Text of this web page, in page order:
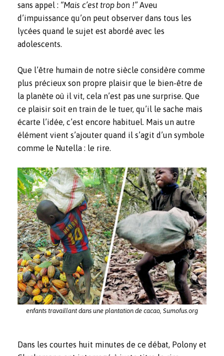
sans appel : “Mais c’est trop bon !” Aveu
d’impuissance qu’on peut observer dans tous les
lycées quand le sujet est abordé avec les
adolescents.
Que l’être humain de notre siècle considère comme
plus précieux son propre plaisir que le bien-être de
la planète où il vit, cela n’est pas une surprise. Que
ce plaisir soit en train de le tuer, qu’il le sache mais
écarte l’idée, c’est encore habituel. Mais un autre
élément vient s’ajouter quand il s’agit d’un symbole
comme le Nutella : le rire.
enfants travaillant dans une plantation de cacao, Sumofus.org
Dans les courtes huit minutes de ce débat, Polony et